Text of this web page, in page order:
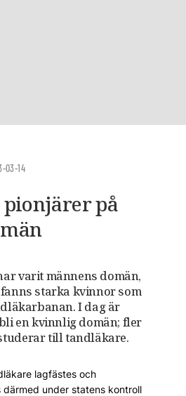
03-14
på
varit männens domän,
starka kvinnor som
I dag är
en kvinnlig domän; fler
till tandläkare.
lagfästes och
under statens kontroll